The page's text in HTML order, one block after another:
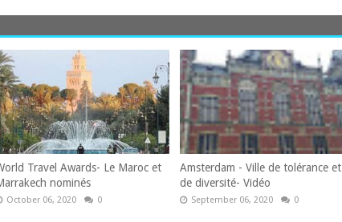
Travel Awards- Le Maroc et
nominés
October 06, 2020 0
Amsterdam - Ville de tolérance et
de diversité- Vidéo
September 06, 2020 0